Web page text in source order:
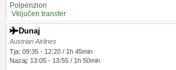
Polpenzion
Vključen transfer
Dunaj
Austrian Airlines
Tja: 09:35 - 12:20 / 1h 45min
Nazaj: 13:05 - 13:55 / 1h 50min